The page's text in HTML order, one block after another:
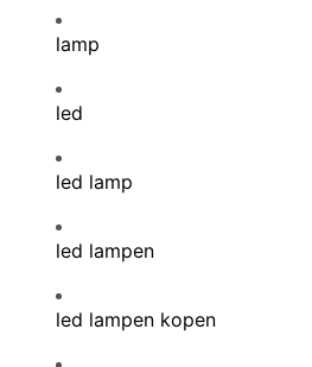
lamp
led
led lamp
led lampen
led lampen kopen